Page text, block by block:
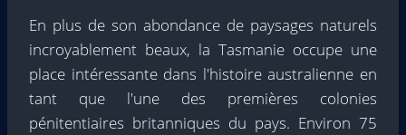
En plus de son abondance de paysages naturels
incroyablement beaux, la Tasmanie occupe une
place intéressante dans l'histoire australienne en
tant que l'une des premières colonies
pénitentiaires britanniques du pays. Environ 75